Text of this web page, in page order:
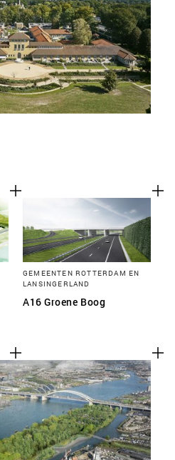
GEMEENTEN ROTTERDAM EN
LANSINGERLAND
A16 Groene Boog